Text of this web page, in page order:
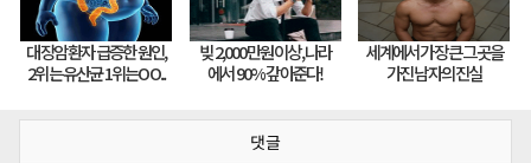
댓글